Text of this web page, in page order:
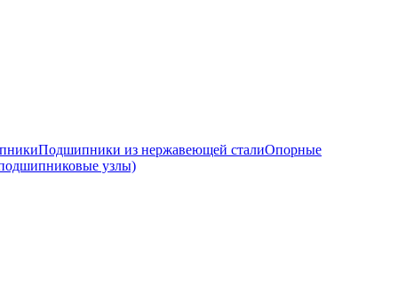
Подшипники из нержавеющей сталиОпорные
узлы)